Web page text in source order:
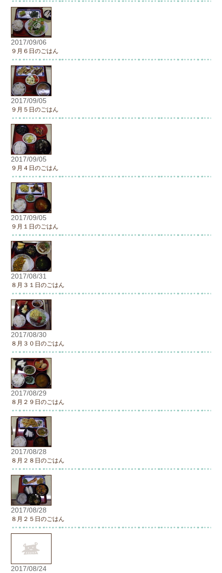
2017/09/06
９月６日のごはん
2017/09/05
９月５日のごはん
2017/09/05
９月４日のごはん
2017/09/05
９月１日のごはん
2017/08/31
８月３１日のごはん
2017/08/30
８月３０日のごはん
2017/08/29
８月２９日のごはん
2017/08/28
８月２８日のごはん
2017/08/28
８月２５日のごはん
2017/08/24